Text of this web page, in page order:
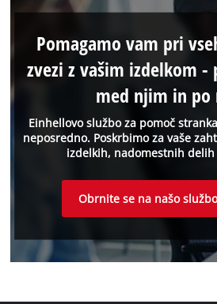
Einhellovo službo za pomoč
neposredno. Poskrbimo za vaše
izdelkih, nadomestnih
Pomagamo vam pri
zvezi z vašim izdelkom -
med njim in po
Obrnite se na našo